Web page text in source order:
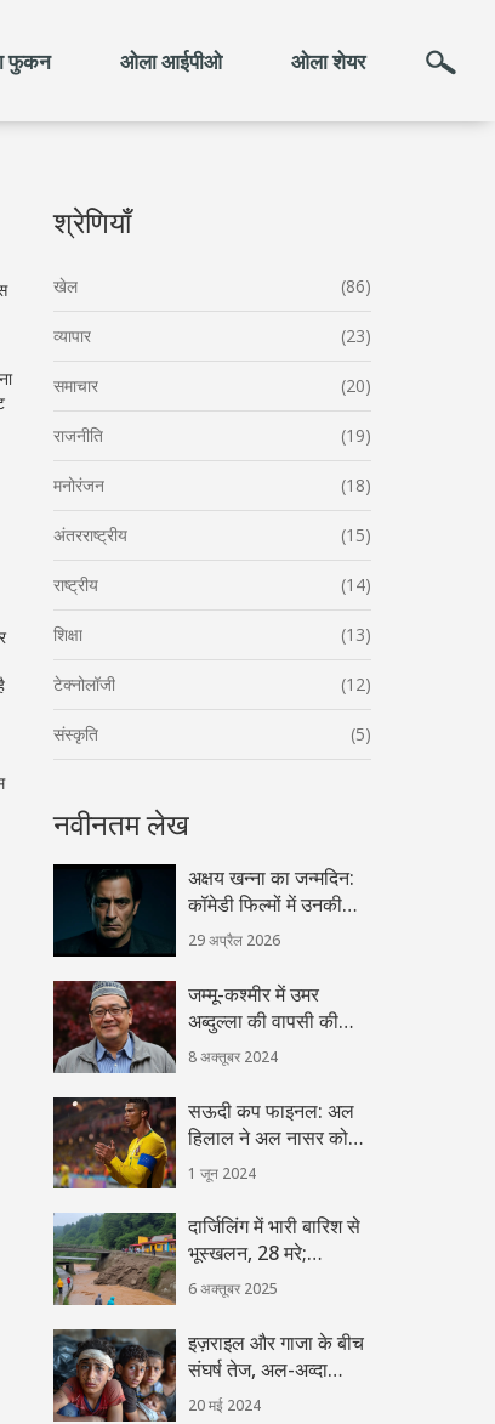
फुकन ओला आईपीओ ओला शेयर
श्रेणियाँ
खेल (86)
व्यापार (23)
समाचार (20)
राजनीति (19)
मनोरंजन (18)
अंतरराष्ट्रीय (15)
राष्ट्रीय (14)
शिक्षा (13)
टेक्नोलॉजी (12)
संस्कृति (5)
नवीनतम लेख
अक्षय खन्ना का जन्मदिन:
कॉमेडी फिल्मों में उनकी
कमाल की टाइमिंग
29 अप्रैल 2026
जम्मू-कश्मीर में उमर
अब्दुल्ला की वापसी की
तैयारी: मुख्यमंत्री पद पर
पुनः स्थापना
8 अक्तूबर 2024
सऊदी कप फाइनल: अल
हिलाल ने अल नासर को
हराया, क्रिस्टियानो
रोनाल्डो की निराशा
1 जून 2024
दार्जिलिंग में भारी बारिश से
भूस्खलन, 28 मरे;
सेना‑NDRF ने बचाव शुरू
6 अक्तूबर 2025
इज़राइल और गाजा के बीच
संघर्ष तेज, अल-अव्दा
अस्पताल में पीने के पानी
20 मई 2024